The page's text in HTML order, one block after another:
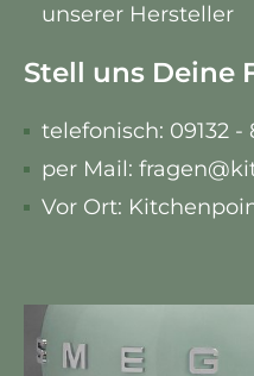
unserer Hersteller
Stell uns Deine
telefonisch: 09132 -
per Mail:
Vor Ort: